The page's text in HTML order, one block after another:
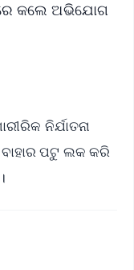
କଲେ ଅଭିଯୋଗ
ନିର୍ଯାତନା
ପଟୁ ଲକ କରି